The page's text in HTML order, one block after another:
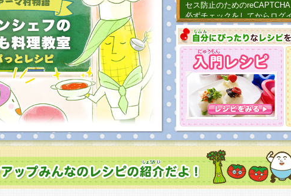
セス防止のためのreCAPTCHA
必ずチェックをしてからログ
2019/06/04 の更新情報
ファーマ村からコーンシェフ
2018/07/01 の更新情報
チャレンジ企画第三弾！お母
てごはんを作ろう！は終了
とうございました。次回企画